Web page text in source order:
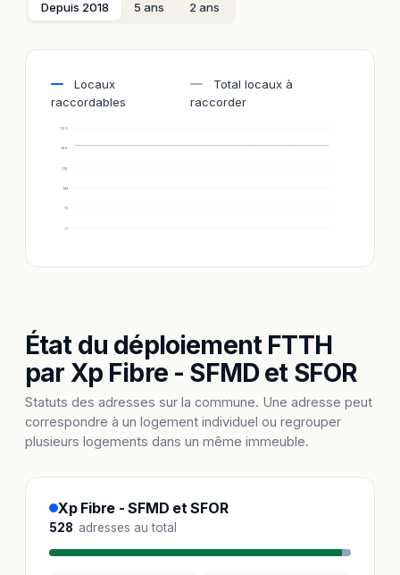
Depuis 2018 5 ans 2 ans
Locaux
raccordables
Total locaux à
raccorder
0
72
144
216
288
360
État du déploiement FTTH
par Xp Fibre - SFMD et SFOR
Statuts des adresses sur la commune. Une adresse peut
correspondre à un logement individuel ou regrouper
plusieurs logements dans un même immeuble.
Xp Fibre - SFMD et SFOR
528 adresses au total